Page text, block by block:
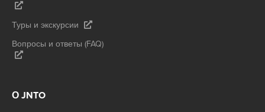
Туры и экскурсии
Вопросы и ответы (FAQ)
О JNTO